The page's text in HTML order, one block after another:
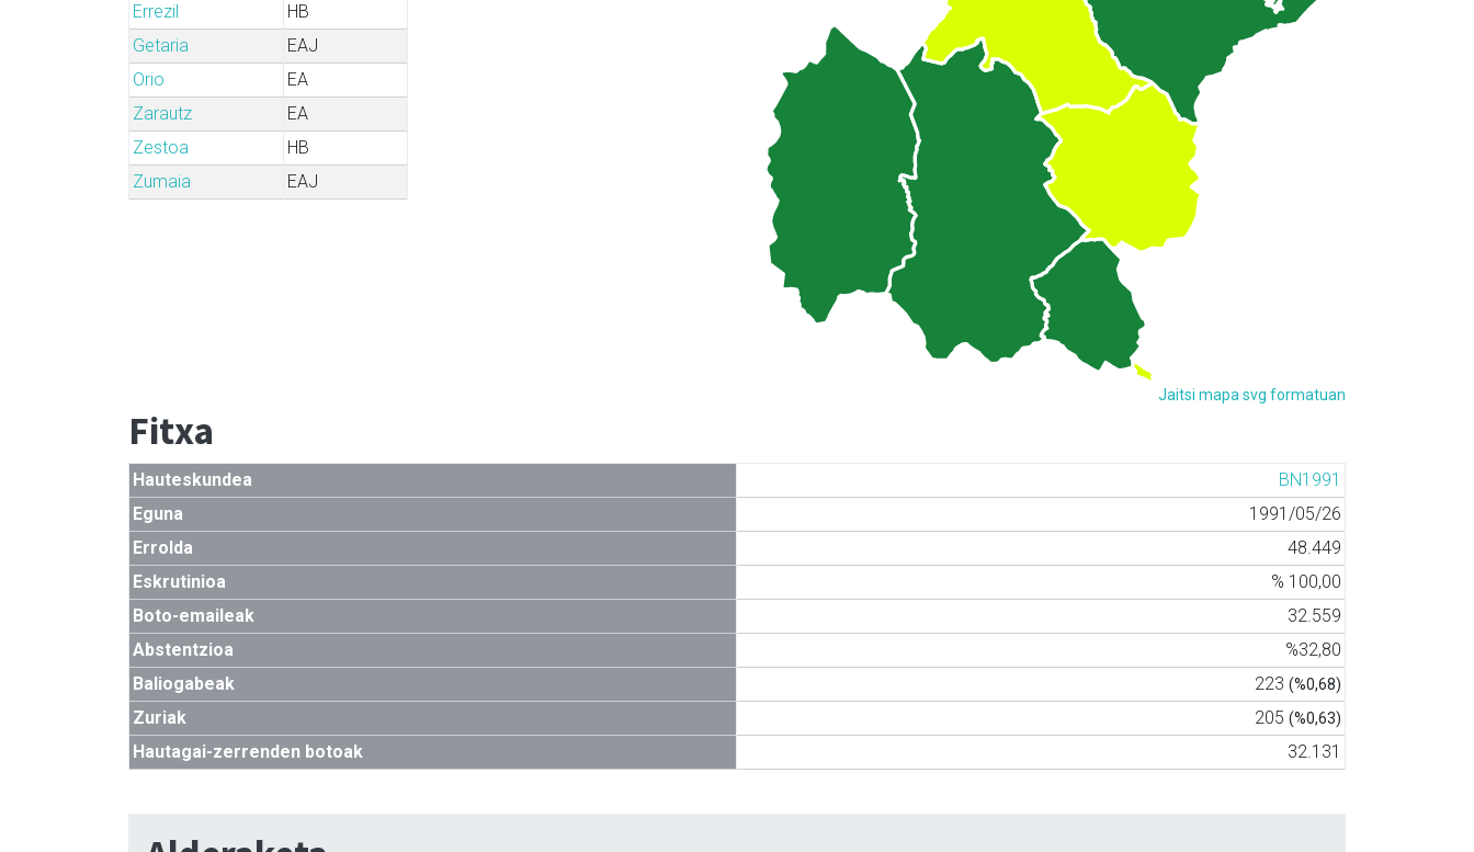
Errezil
HB
Getaria
EAJ
Orio
EA
Zarautz
EA
Zestoa
HB
Zumaia
EAJ
Jaitsi mapa svg formatuan
Fitxa
Hauteskundea
BN1991
Eguna
1991/05/26
Errolda
48.449
Eskrutinioa
% 100,00
Boto-emaileak
32.559
Abstentzioa
%32,80
Baliogabeak
223 (%0,68)
Zuriak 205 (%0,63)
Hautagai-zerrenden botoak 32.131